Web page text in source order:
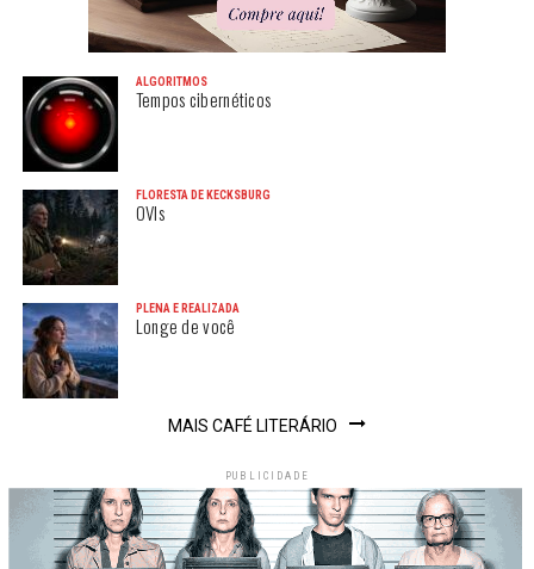
ALGORITMOS
Tempos cibernéticos
FLORESTA DE KECKSBURG
OVIs
PLENA E REALIZADA
Longe de você
MAIS CAFÉ LITERÁRIO
PUBLICIDADE